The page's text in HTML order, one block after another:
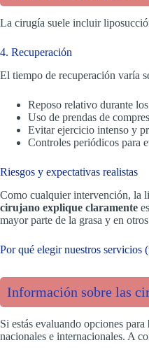
La cirugía suele incluir
4. Recuperación
El tiempo de recuperación varía
Reposo relativo durante
Uso de prendas de
Evitar ejercicio intenso y
Controles periódicos para
Riesgos y expectativas realistas
Como cualquier intervención, la
cirujano explique claramente
mayor parte de la grasa y en
Por qué elegir nuestros servicios
Información sobre las
Si estás evaluando opciones para
nacionales e internacionales. A